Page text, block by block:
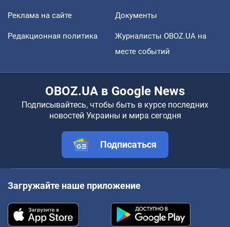
Реклама на сайте Документы
Редакционная политика
Журналисты OBOZ.UA на
месте событий
OBOZ.UA в Google News
Подписывайтесь, чтобы быть в курсе последних
новостей Украины и мира сегодня
Подписаться
Загружайте наше приложение